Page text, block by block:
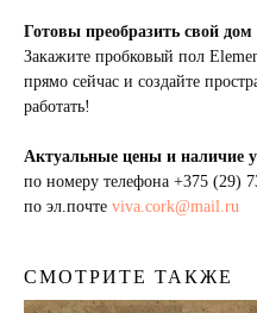
Готовы преобразить свой
Закажите пробковый пол
прямо сейчас и создайте
работать!
Актуальные цены и наличие
по номеру телефона +375 (29)
по эл.почте viva.cork@mail.ru
СМОТРИТЕ ТАКЖЕ